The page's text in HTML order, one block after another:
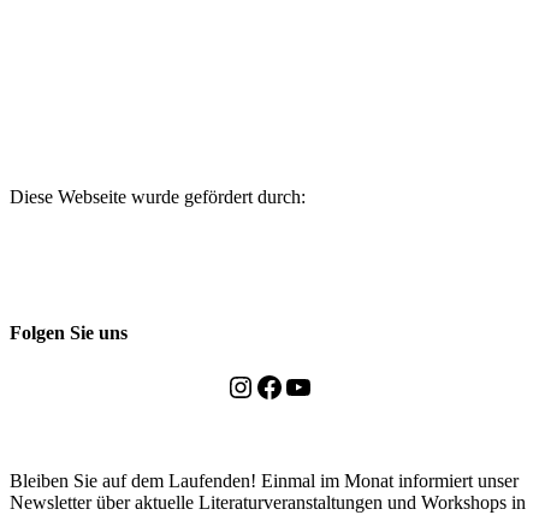
Diese Webseite wurde gefördert durch:
Folgen Sie uns
Instagram
Facebook
YouTube
Bleiben Sie auf dem Laufenden! Einmal im Monat informiert unser
Newsletter über aktuelle Literaturveranstaltungen und Workshops in